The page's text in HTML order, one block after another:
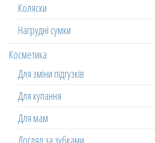
Коляски
Нагрудні сумки
Косметика
Для зміни підгузків
Для купання
Для мам